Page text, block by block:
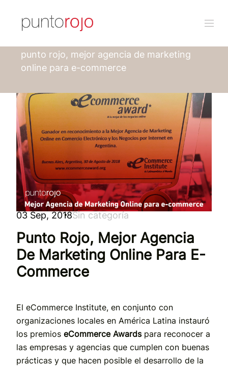
punto rojo, mejor agencia de marketing
online para e-commerce
03 Sep, 2018Sin categoría
Punto Rojo, Mejor Agencia
De Marketing Online Para E-
Commerce
El eCommerce Institute, en conjunto con
organizaciones locales en América Latina instauró
los premios eCommerce Awardspara reconocer a
las empresas y agencias que cumplen con buenas
prácticas y que hacen posible el desarrollo de la